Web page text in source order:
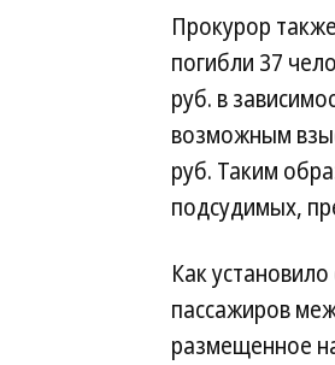
Прокурор
погибли 37
руб. в
возможным
руб. Таким
подсудимых,
Как
пассажиров
размещенное